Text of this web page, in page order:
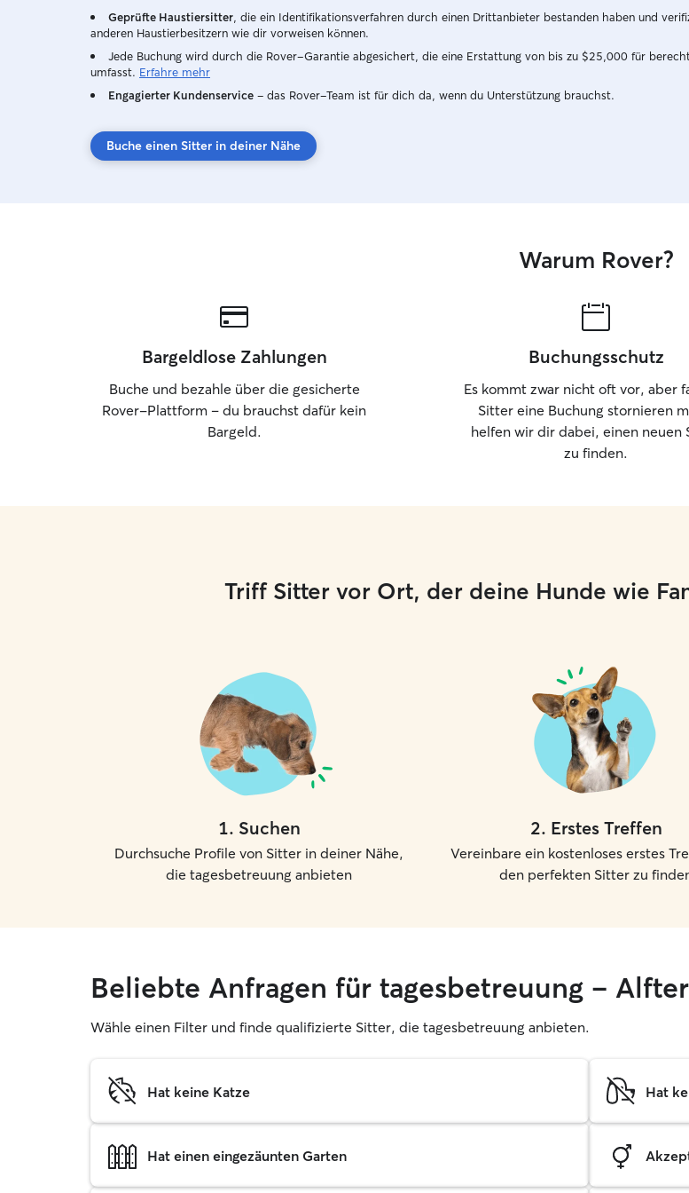
Geprüfte Haustiersitter , die ein Identifikationsverfahren durch einen Drittanbieter bestanden haben und
anderen Haustierbesitzern wie dir vorweisen können.
Jede Buchung wird durch die Rover-Garantie abgesichert, die eine Erstattung von bis zu $25,000 für
umfasst. Erfahre mehr
Engagierter Kundenservice – das Rover-Team ist für dich da, wenn du Unterstützung brauchst.
Buche einen Sitter in deiner Nähe
Warum Rover?
Bargeldlose Zahlungen
Buche und bezahle über die gesicherte
Rover-Plattform – du brauchst dafür kein
Bargeld.
Buchungsschutz
Es kommt zwar nicht oft vor, aber
Sitter eine Buchung stornieren
helfen wir dir dabei, einen neuen
zu finden.
Triff Sitter vor Ort, der deine Hunde wie
1. Suchen
Durchsuche Profile von Sitter in deiner Nähe,
die tagesbetreuung anbieten
2. Erstes Treffen
Vereinbare ein kostenloses erstes
den perfekten Sitter zu
Beliebte Anfragen für tagesbetreuung – Alfter
Wähle einen Filter und finde qualifizierte Sitter, die tagesbetreuung anbieten.
Hat keine Katze Hat
Hat einen eingezäunten Garten